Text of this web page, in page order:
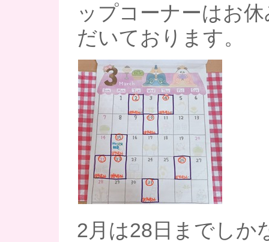
ップコーナーはお
だいております。
2月は28日までしか